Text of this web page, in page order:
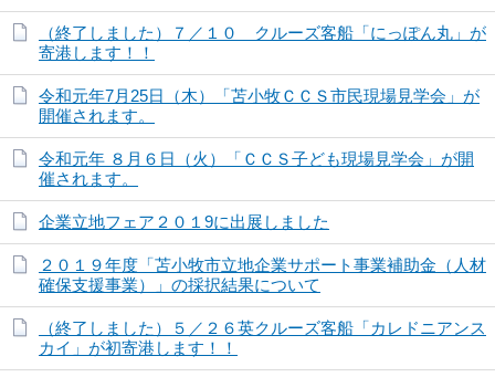
（終了しました）７／１０ クルーズ客船「にっぽん丸」が
寄港します！！
令和元年7月25日（木）「苫小牧ＣＣＳ市民現場見学会」が
開催されます。
令和元年 ８月６日（火）「ＣＣＳ子ども現場見学会」が開
催されます。
企業立地フェア２０１9に出展しました
２０１９年度「苫小牧市立地企業サポート事業補助金（人材
確保支援事業）」の採択結果について
（終了しました）５／２６英クルーズ客船「カレドニアンス
カイ」が初寄港します！！